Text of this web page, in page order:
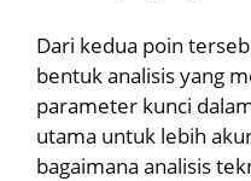
Dari kedua poin
bentuk analisis yang
parameter kunci
utama untuk lebih
bagaimana analisis